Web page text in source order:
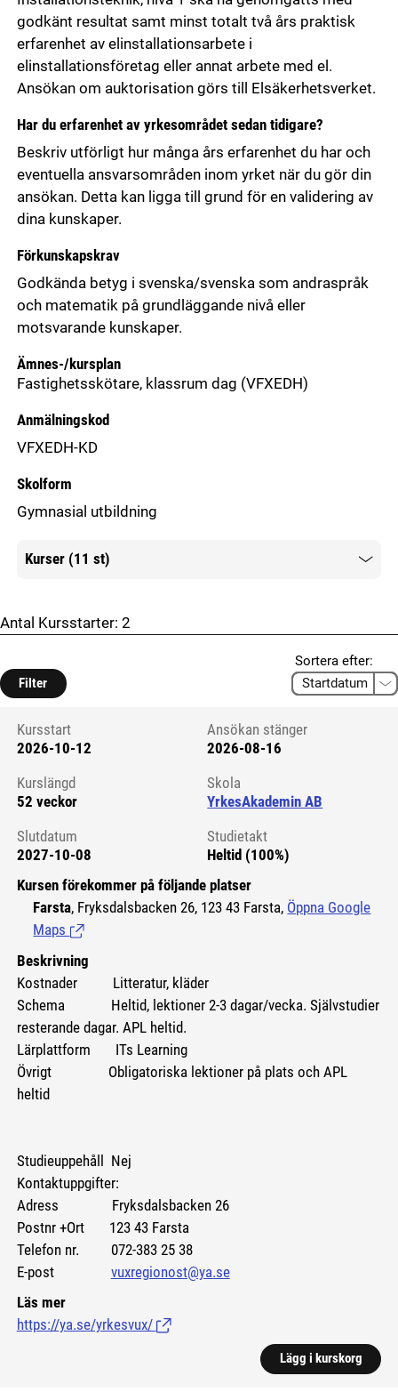
godkänt resultat samt minst totalt två års praktisk
erfarenhet av elinstallationsarbete i
elinstallationsföretag eller annat arbete med el.
Ansökan om auktorisation görs till Elsäkerhetsverket.
Har du erfarenhet av yrkesområdet sedan tidigare?
Beskriv utförligt hur många års erfarenhet du har och
eventuella ansvarsområden inom yrket när du gör din
ansökan. Detta kan ligga till grund för en validering av
dina kunskaper.
Förkunskapskrav
Godkända betyg i svenska/svenska som andraspråk
och matematik på grundläggande nivå eller
motsvarande kunskaper.
Ämnes-/kursplan
Fastighetsskötare, klassrum dag (VFXEDH)
Anmälningskod
VFXEDH-KD
Skolform
Gymnasial utbildning
Kurser (11 st)
Mer information
Antal Kursstarter: 2
Filter
Sortera efter:
Kursstart 6127336
Kursstart
2026-10-12
Ansökan stänger
2026-08-16
Kurslängd
52 veckor
Skola
YrkesAkademin AB
Slutdatum
2027-10-08
Studietakt
Heltid (100%)
Kursen förekommer på följande platser
Farsta, Fryksdalsbacken 26, 123 43 Farsta, Öppna Google
Maps (Länk till extern sida.)
Beskrivning
Kostnader Litteratur, kläder
Schema Heltid, lektioner 2-3 dagar/vecka. Självstudier
resterande dagar. APL heltid.
Lärplattform ITs Learning
Övrigt Obligatoriska lektioner på plats och APL
heltid
Studieuppehåll Nej
Kontaktuppgifter:
Adress Fryksdalsbacken 26
Postnr +Ort 123 43 Farsta
Telefon nr. 072-383 25 38
E-post vuxregionost@ya.se
Läs mer
https://ya.se/yrkesvux/ (Länk till extern sida.)
Lägg i kurskorg